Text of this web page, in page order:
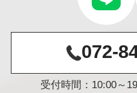
072-
受付時間：10:00～